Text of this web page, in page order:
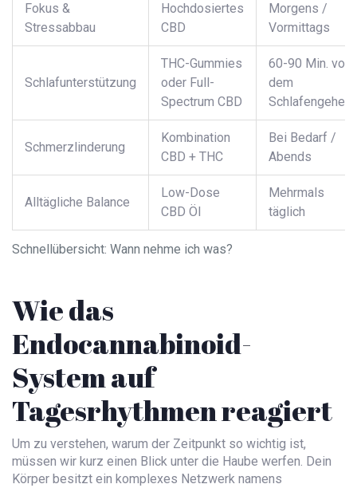
Schnellübersicht: Wann nehme ich was?
Fokus &
Stressabbau
Hochdosiertes
CBD
Morgens /
Vormittags
Schlafunterstützung
THC-Gummies
oder Full-
Spectrum CBD
60-90 Min. vor
dem
Schlafengehen
Schmerzlinderung
Kombination
CBD + THC
Bei Bedarf /
Abends
Alltägliche Balance
Low-Dose
CBD Öl
Mehrmals
täglich
Wie das
Endocannabinoid-
System auf
Tagesrhythmen reagiert
Um zu verstehen, warum der Zeitpunkt so wichtig ist,
müssen wir kurz einen Blick unter die Haube werfen. Dein
Körper besitzt ein komplexes Netzwerk namens